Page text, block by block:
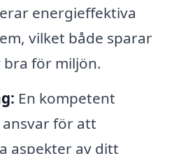
energieffektiva
vilket både sparar
för miljön.
En kompetent
för att
aspekter av ditt